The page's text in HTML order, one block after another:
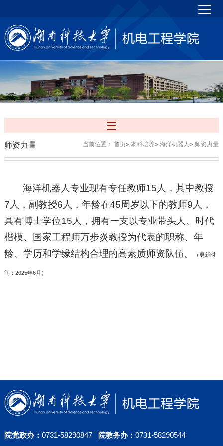
当前位置：首页»本科培养»海洋机器人» 师资力量
师资力量
海洋机器人专业现有专任教师15人，其中教授
7人，副教授6人，年龄在45周岁以下的教师9人，
具有博士学位15人，拥有一支以专业带头人、时代
楷模、国家工程师万步炎教授为代表的职称、年
龄、学历和学缘结构合理的高素质师资队伍。
（更新时
间： 2025年6月）
院党政办： 0731-58290847 院教务办： 0731-58290544